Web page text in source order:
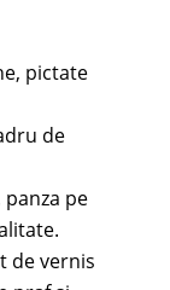
pictate
de
pe
de vernis